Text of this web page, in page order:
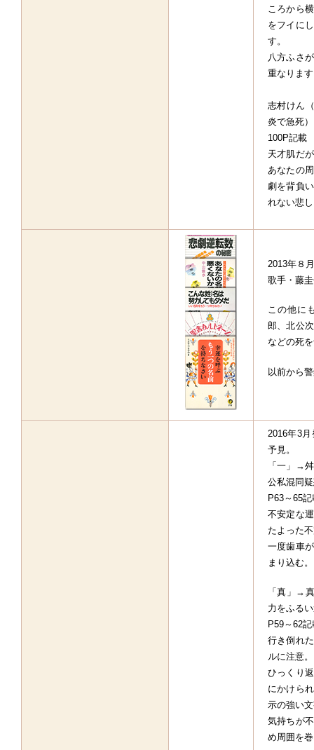
ころから
をフイに
す。
八方ふさ
重なりま
志村けん
炎で急死）
100P記載
天才肌だ
あなたの
劇を背負
れない悲
2013年８
歌手・藤
この他に
郎、北公
などの死
以前から
2016年3
予見。
「一」→
公私混同
P63～65記
不安定な
たよった
一度歯車
まり込む。
「真」→
力をふる
P59～62記
行き倒れ
ルに注意。
ひっくり
にかけら
示の強い
気持ちが
め周囲を